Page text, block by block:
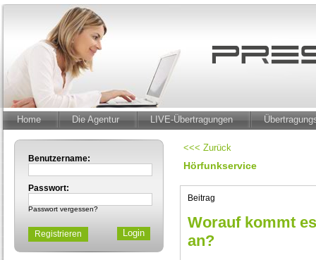
Home Die Agentur LIVE-Übertragungen
Benutzername:
Passwort:
Passwort vergessen?
Registrieren
<<< Zurück
Hörfunkservice
Beitrag
Worauf kommt
an?